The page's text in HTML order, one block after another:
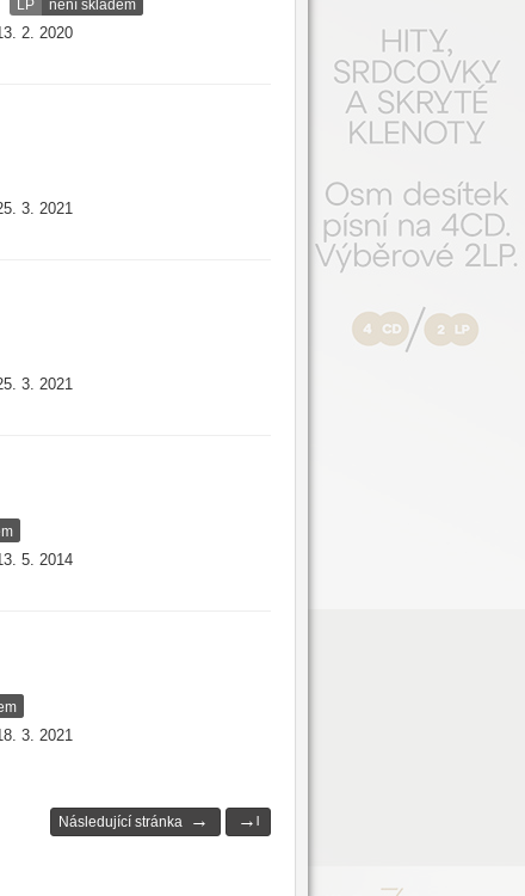
LP
není skladem
2. 2020
3. 2021
3. 2021
5. 2014
3. 2021
Následující stránka → →